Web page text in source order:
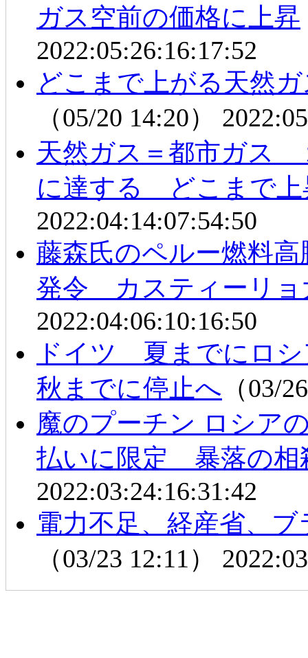
ガス空前の価格に上昇
2022:05:26:16:17:52
どこまで上がる天然
（05/20 14:20）
天然ガス＝都市ガス
に達する どこまで上
2022:04:14:07:54:50
藤森氏のペルー燃料
発令 カスティーリョ
2022:04:06:10:16:50
ドイツ 夏までにロ
秋までに停止へ （03/
魔のプーチン ロシア
払いに限定 暴落の相
2022:03:24:16:31:42
電力不足、経産省、
（03/23 12:11）